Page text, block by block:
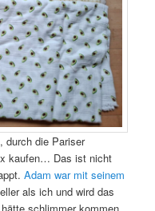
durch die Pariser
kaufen… Das ist nicht
Adam war mit seinem
als ich und wird das
schlimmer kommen